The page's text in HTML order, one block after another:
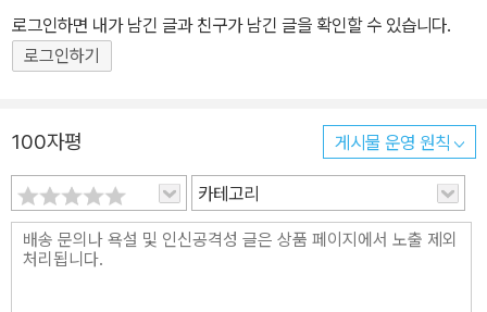
로그인하면 내가 남긴 글과 친구가 남긴 글을 확인할 수 있습니다.
로그인하기
100자평 게시물 운영 원칙
카테고리